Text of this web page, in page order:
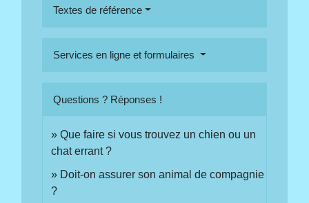
Textes de référence
Services en ligne et formulaires
Questions ? Réponses !
Que faire si vous trouvez un chien ou un
chat errant ?
Doit-on assurer son animal de compagnie
?